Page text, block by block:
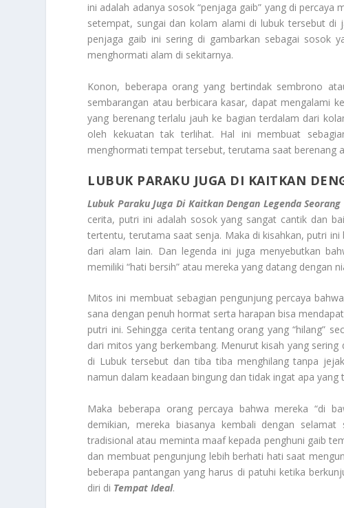
ini adalah adanya sosok “penjaga gaib” yang di
setempat, sungai dan kolam alami di lubuk tersebut di
penjaga gaib ini sering di gambarkan sebagai sosok
menghormati alam di sekitarnya.
Konon, beberapa orang yang bertindak sembrono
sembarangan atau berbicara kasar, dapat mengalami
yang berenang terlalu jauh ke bagian terdalam dari
oleh kekuatan tak terlihat. Hal ini membuat
menghormati tempat tersebut, terutama saat berenang
LUBUK PARAKU JUGA DI KAITKAN
Lubuk Paraku Juga Di Kaitkan Dengan Legenda
cerita, putri ini adalah sosok yang sangat cantik dan
tertentu, terutama saat senja. Maka di kisahkan, putri
dari alam lain. Dan legenda ini juga menyebutkan
memiliki “hati bersih” atau mereka yang datang dengan
Mitos ini membuat sebagian pengunjung percaya
sana dengan penuh hormat serta harapan bisa
putri ini. Sehingga cerita tentang orang yang “hilang”
dari mitos yang berkembang. Menurut kisah yang
di Lubuk tersebut dan tiba tiba menghilang tanpa
namun dalam keadaan bingung dan tidak ingat apa yang
Maka beberapa orang percaya bahwa mereka “di
demikian, mereka biasanya kembali dengan
tradisional atau meminta maaf kepada penghuni gaib
dan membuat pengunjung lebih berhati hati saat
beberapa pantangan yang harus di patuhi ketika
diri di Tempat Ideal.